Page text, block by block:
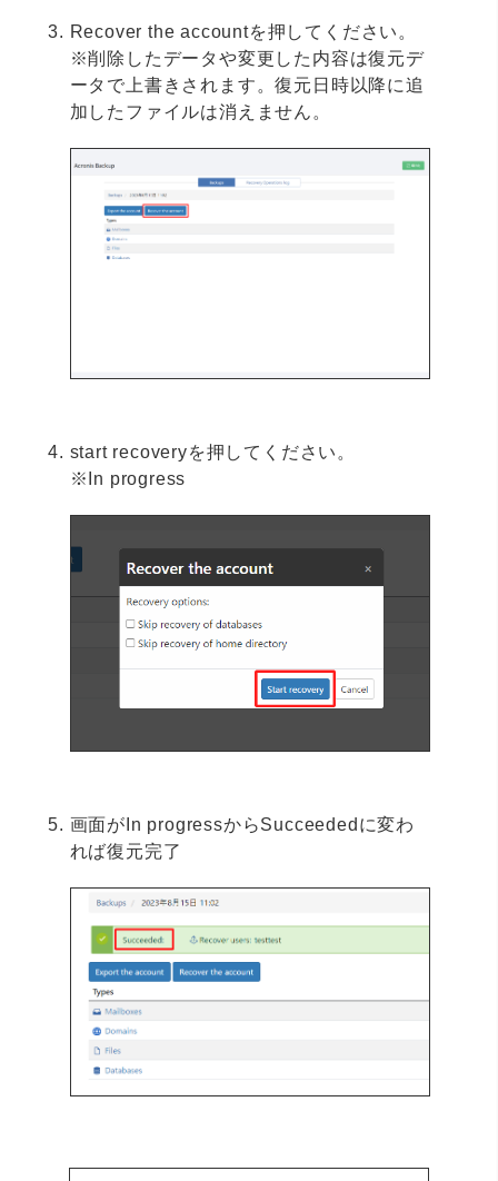
Recover the accountを押してください。
※削除したデータや変更した内容は復元デ
ータで上書きされます。復元日時以降に追
加したファイルは消えません。
start recoveryを押してください。
※In progress
画面がIn progressからSucceededに変わ
れば復元完了